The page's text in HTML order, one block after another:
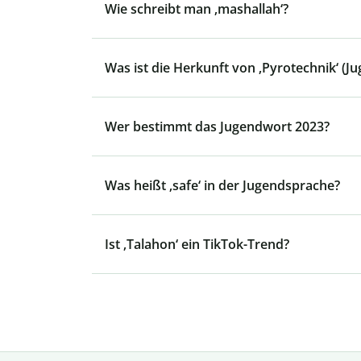
Wie schreibt man ‚mashallah‘?
Was ist die Herkunft von ‚Pyrotechnik‘
Wer bestimmt das Jugendwort 2023?
Was heißt ‚safe‘ in der Jugendsprache?
Ist ‚Talahon‘ ein TikTok-Trend?